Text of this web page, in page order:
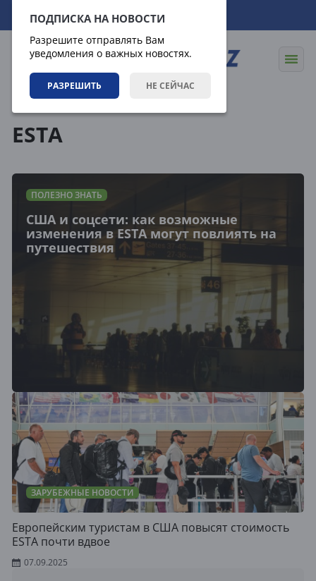
ПОДПИСКА НА НОВОСТИ
Разрешите отправлять Вам
уведомления о важных новостях.
РАЗРЕШИТЬ НЕ СЕЙЧАС
07.08.2026 15:41:49
ESTA
ПОЛЕЗНО ЗНАТЬ
США и соцсети: как возможные
изменения в ESTA могут повлиять на
путешествия
ЗАРУБЕЖНЫЕ НОВОСТИ
Европейским туристам в США повысят стоимость
ESTA почти вдвое
07.09.2025